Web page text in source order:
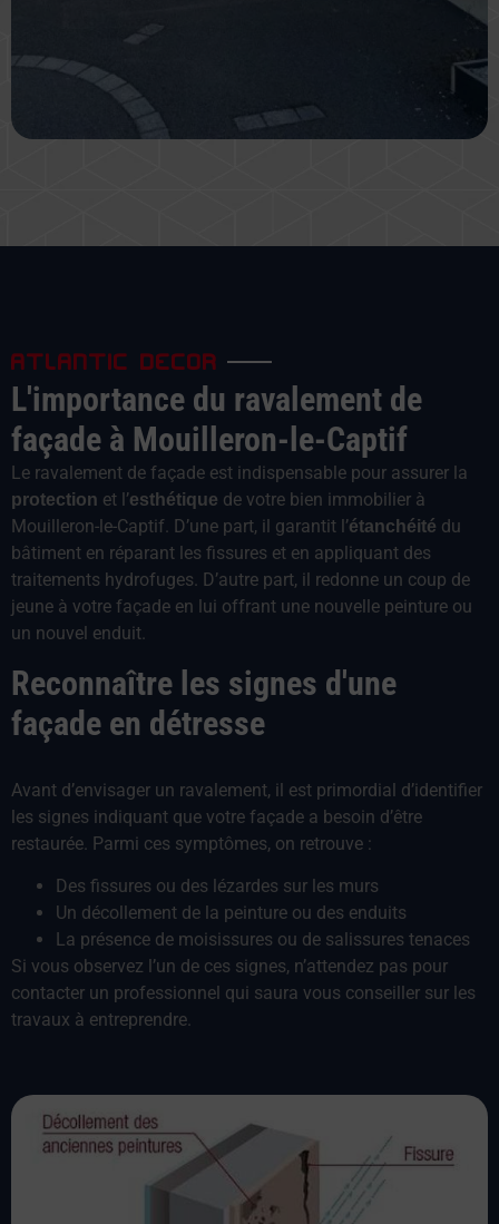
ATLANTIC DECOR
L'importance du ravalement de
façade à Mouilleron-le-Captif
Le ravalement de façade est indispensable pour assurer la
protection et l’esthétique de votre bien immobilier à
Mouilleron-le-Captif. D’une part, il garantit l’étanchéité du
bâtiment en réparant les fissures et en appliquant des
traitements hydrofuges. D’autre part, il redonne un coup de
jeune à votre façade en lui offrant une nouvelle peinture ou
un nouvel enduit.
Reconnaître les signes d'une
façade en détresse
Avant d’envisager un ravalement, il est primordial d’identifier
les signes indiquant que votre façade a besoin d’être
restaurée. Parmi ces symptômes, on retrouve :
Des fissures ou des lézardes sur les murs
Un décollement de la peinture ou des enduits
La présence de moisissures ou de salissures tenaces
Si vous observez l’un de ces signes, n’attendez pas pour
contacter un professionnel qui saura vous conseiller sur les
travaux à entreprendre.